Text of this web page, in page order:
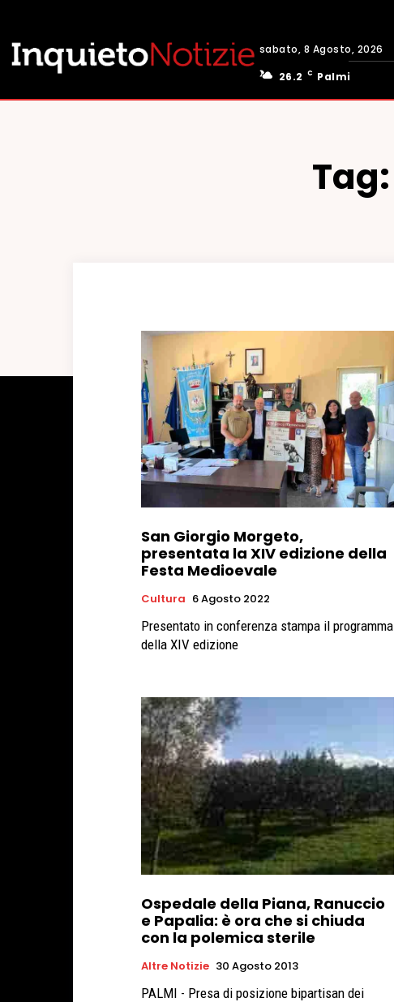
sabato, 8 Agosto, 2026
26.2
C Palmi
Tag:
San Giorgio Morgeto,
presentata la XIV edizione della
Festa Medioevale
Cultura 6 Agosto 2022
Presentato in conferenza stampa il programma
della XIV edizione
Ospedale della Piana, Ranuccio
e Papalia: è ora che si chiuda
con la polemica sterile
Altre Notizie 30 Agosto 2013
PALMI - Presa di posizione bipartisan dei